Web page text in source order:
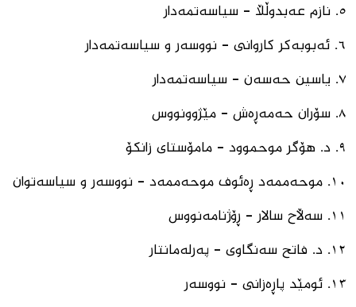
٥. ⁠نازم عەبدوڵڵا - سیاسەتمەدار
٦. ⁠ئەبوبەكر كاروانی - نووسەر و سیاسەتمەدار
٧. یاسین حەسەن - سیاسەتمەدار
٨. ⁠سۆران حەمەڕەش - مێژوونووس
٩. ⁠د. هۆگر موحموود - مامۆستای زانكۆ
١٠. ⁠موحەممەد ڕەئوف موحەممەد - نووسەر و سیاسەتوان
١١. ⁠سەڵاح سالار - ڕۆژنامەنووس
١٢. ⁠د. فاتح سەنگاوی - پەرلەمانتار
١٣. ⁠ئومێد پاڕەزانی - نووسەر